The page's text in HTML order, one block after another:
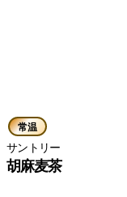
常温
サントリー
胡麻麦茶